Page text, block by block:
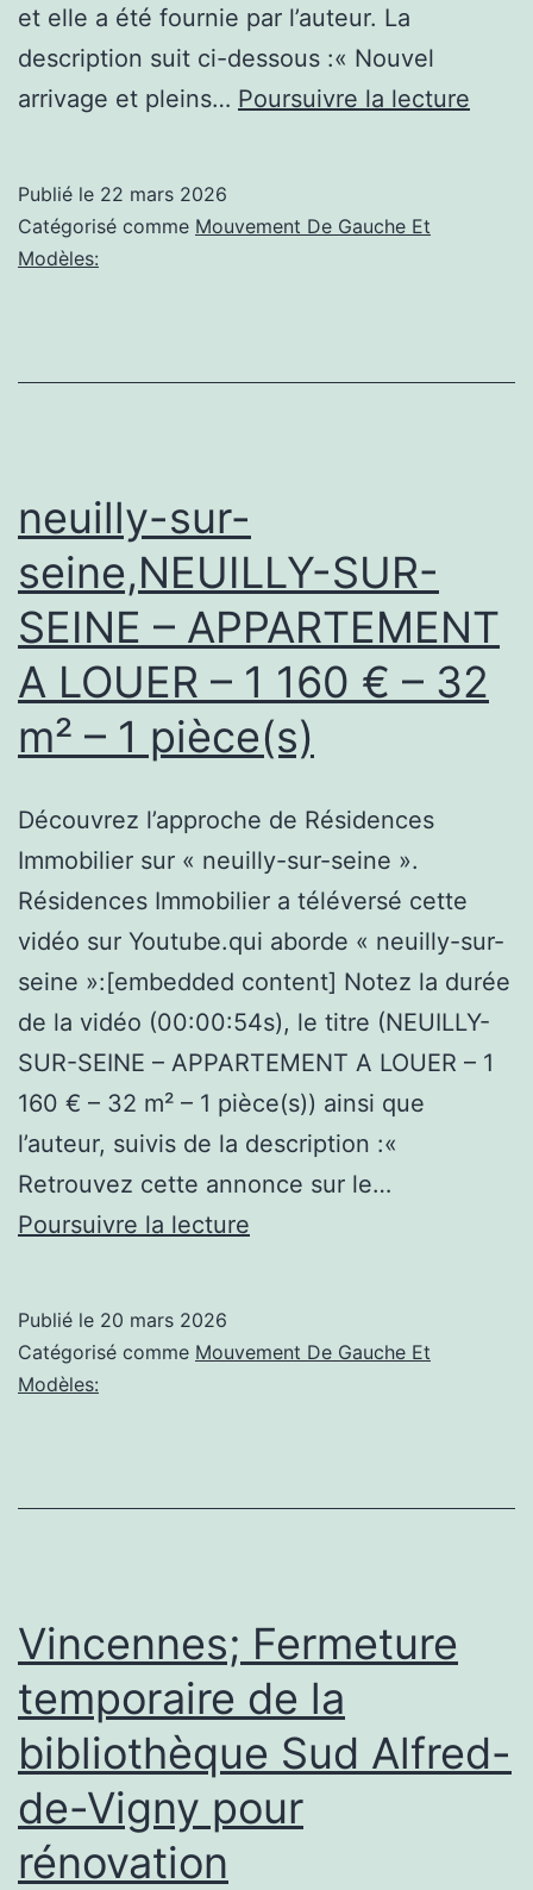
et elle a été fournie par l’auteur. La
description suit ci-dessous :« Nouvel
arrivage et pleins… Poursuivre la lecture
2021
Publié le 22 mars 2026
Catégorisé comme Mouvement De Gauche Et
Modèles:
neuilly-sur-
seine,NEUILLY-SUR-
SEINE – APPARTEMENT
A LOUER – 1 160 € – 32
m² – 1 pièce(s)
Découvrez l’approche de Résidences
Immobilier sur « neuilly-sur-seine ».
Résidences Immobilier a téléversé cette
vidéo sur Youtube.qui aborde « neuilly-sur-
seine »:[embedded content] Notez la durée
de la vidéo (00:00:54s), le titre (NEUILLY-
SUR-SEINE – APPARTEMENT A LOUER – 1
160 € – 32 m² – 1 pièce(s)) ainsi que
l’auteur, suivis de la description :«
Retrouvez cette annonce sur le…
Poursuivre la lecture
SUR-
A
1
160
€
–
m²
Publié le 20 mars 2026
Catégorisé comme Mouvement De Gauche Et
Modèles:
Vincennes; Fermeture
temporaire de la
bibliothèque Sud Alfred-
de-Vigny pour
rénovation